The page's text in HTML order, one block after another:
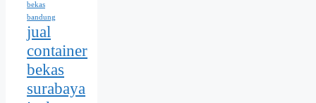
bekas
bandung
jual
container
bekas
surabaya